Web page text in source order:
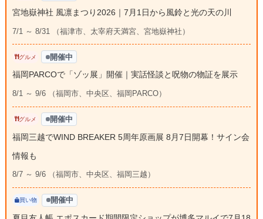
宮地嶽神社 風凛まつり2026｜7月1日から風鈴と光の天の川
7/1 ～ 8/31 （福津市、太宰府天満宮、宮地嶽神社）
グルメ 開催中
福岡PARCOで「ゾッ展」開催｜実話怪談と呪物の物証を展示
8/1 ～ 9/6 （福岡市、中央区、福岡PARCO）
グルメ 開催中
福岡三越でWIND BREAKER 5周年原画展 8月7日開幕！サイン会
情報も
8/7 ～ 9/6 （福岡市、中央区、福岡三越）
買い物 開催中